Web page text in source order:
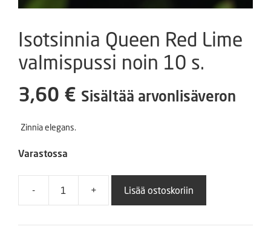
Isotsinnia Queen Red Lime
valmispussi noin 10 s.
3,60 € Sisältää arvonlisäveron
Zinnia elegans.
Varastossa
-
Isotsinnia
Red
+ Lisää ostoskoriin